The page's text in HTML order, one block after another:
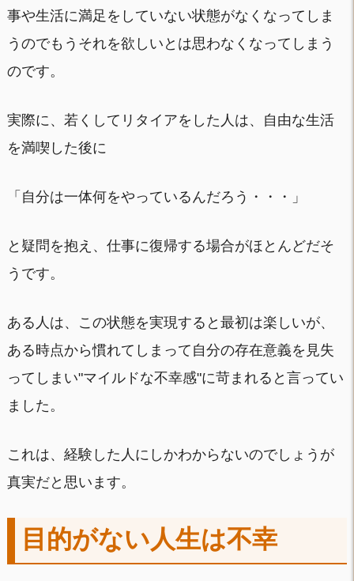
事や生活に満足をしていない状態がなくなってしま
うのでもうそれを欲しいとは思わなくなってしまう
のです。
実際に、若くしてリタイアをした人は、自由な生活
を満喫した後に
「自分は一体何をやっているんだろう・・・」
と疑問を抱え、仕事に復帰する場合がほとんどだそ
うです。
ある人は、この状態を実現すると最初は楽しいが、
ある時点から慣れてしまって自分の存在意義を見失
ってしまい"マイルドな不幸感"に苛まれると言ってい
ました。
これは、経験した人にしかわからないのでしょうが
真実だと思います。
目的がない人生は不幸